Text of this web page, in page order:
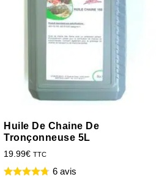
Huile De Chaine De
Tronçonneuse 5L
19.99€ TTC
6 avis